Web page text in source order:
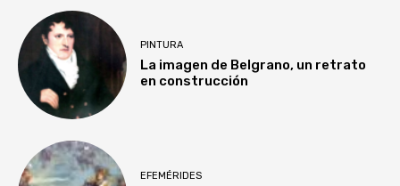
PINTURA
La imagen de Belgrano, un retrato
en construcción
EFEMÉRIDES